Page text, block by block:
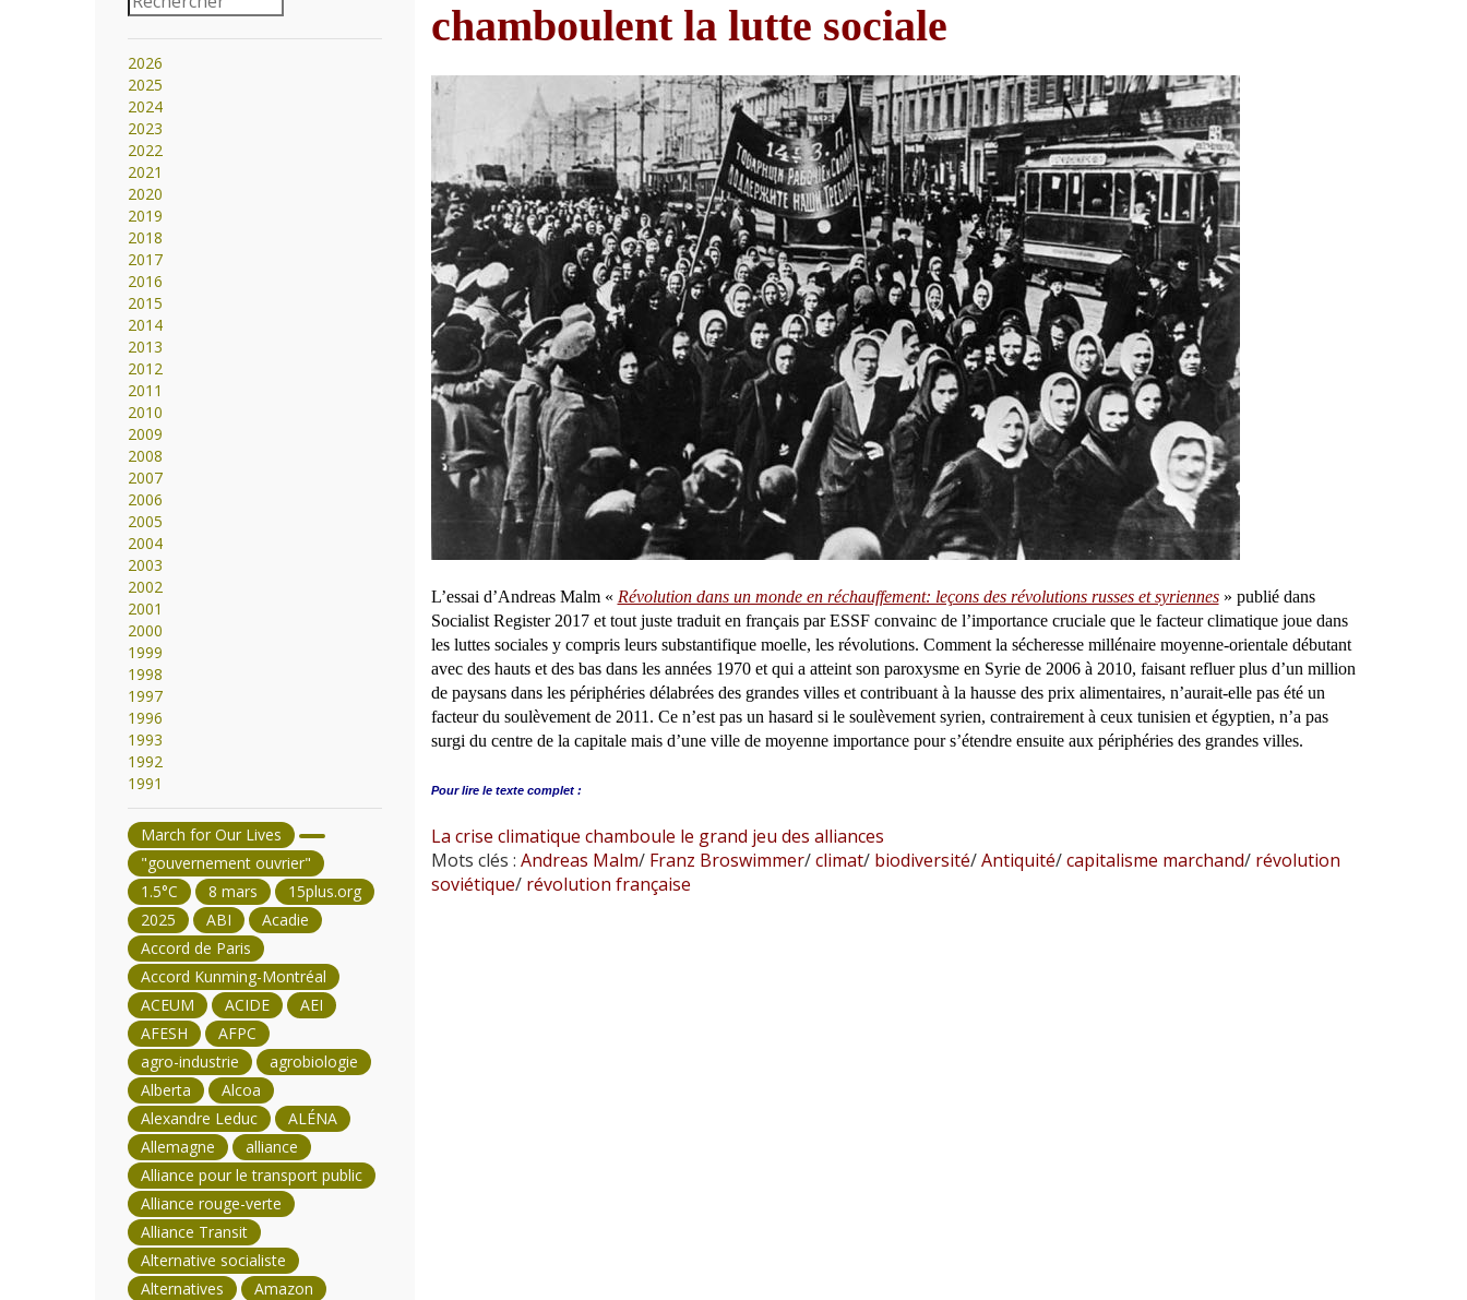
chamboulent la lutte sociale
L’essai d’Andreas Malm « Révolution dans un monde en réchauffement: leçons des révolutions russes et syriennes» publié dans
Socialist Register 2017 et tout juste traduit en français par ESSF convainc de l’importance cruciale que le facteur climatique joue dans
les luttes sociales y compris leurs substantifique moelle, les révolutions. Comment la sécheresse millénaire moyenne-orientale débutant
avec des hauts et des bas dans les années 1970 et qui a atteint son paroxysme en Syrie de 2006 à 2010, faisant refluer plus d’un million
de paysans dans les périphéries délabrées des grandes villes et contribuant à la hausse des prix alimentaires, n’aurait-elle pas été un
facteur du soulèvement de 2011. Ce n’est pas un hasard si le soulèvement syrien, contrairement à ceux tunisien et égyptien, n’a pas
surgi du centre de la capitale mais d’une ville de moyenne importance pour s’étendre ensuite aux périphéries des grandes villes.
Pour lire le texte complet :
La crise climatique chamboule le grand jeu des alliances
Mots clés : Andreas Malm/Franz Broswimmer/climat/biodiversité/Antiquité/capitalisme marchand/révolution
soviétique/révolution française
2026
2025
2024
2023
2022
2021
2020
2019
2018
2017
2016
2015
2014
2013
2012
2011
2010
2009
2008
2007
2006
2005
2004
2003
2002
2001
2000
1999
1998
1997
1996
1993
1992
1991
March for Our Lives
"gouvernement ouvrier"
1.5°C
8 mars
15plus.org
2025
ABI
Acadie
Accord de Paris
Accord Kunming-Montréal
ACEUM
ACIDE
AEI
AFESH
AFPC
agro-industrie
agrobiologie
Alberta
Alcoa
Alexandre Leduc
ALÉNA
Allemagne
alliance
Alliance pour le transport public
Alliance rouge-verte
Alliance Transit
Alternative socialiste
Alternatives
Amazon